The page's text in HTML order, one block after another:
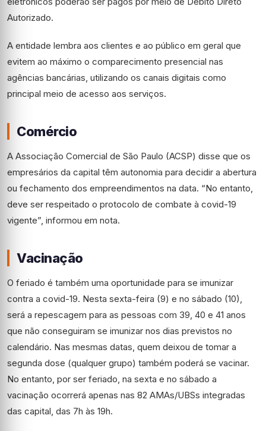
Autorizado.
A entidade lembra aos clientes e ao público em geral que
evitem ao máximo o comparecimento presencial nas
agências bancárias, utilizando os canais digitais como
principal meio de acesso aos serviços.
Comércio
A Associação Comercial de São Paulo (ACSP) disse que os
empresários da capital têm autonomia para decidir a abertura
ou fechamento dos empreendimentos na data. “No entanto,
deve ser respeitado o protocolo de combate à covid-19
vigente”, informou em nota.
Vacinação
O feriado é também uma oportunidade para se imunizar
contra a covid-19. Nesta sexta-feira (9) e no sábado (10),
será a repescagem para as pessoas com 39, 40 e 41 anos
que não conseguiram se imunizar nos dias previstos no
calendário. Nas mesmas datas, quem deixou de tomar a
segunda dose (qualquer grupo) também poderá se vacinar.
No entanto, por ser feriado, na sexta e no sábado a
vacinação ocorrerá apenas nas 82 AMAs/UBSs integradas
das capital, das 7h às 19h.